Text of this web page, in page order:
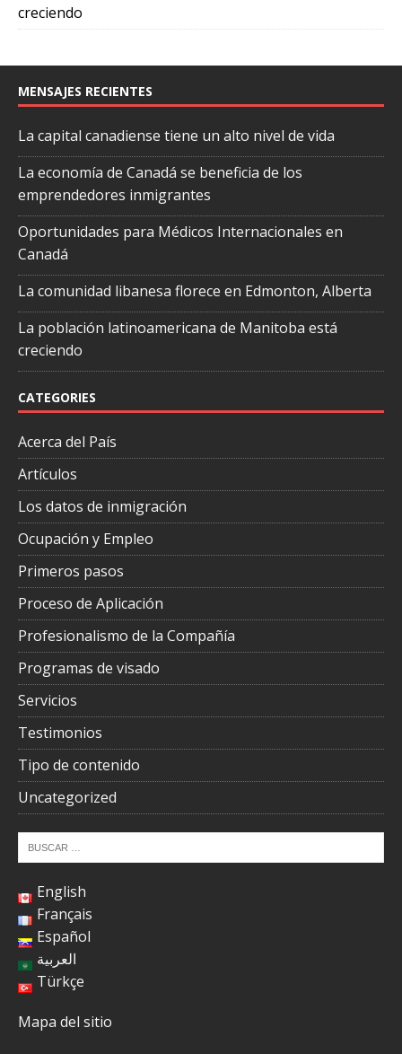
creciendo
MENSAJES RECIENTES
La capital canadiense tiene un alto nivel de vida
La economía de Canadá se beneficia de los
emprendedores inmigrantes
Oportunidades para Médicos Internacionales en
Canadá
La comunidad libanesa florece en Edmonton, Alberta
La población latinoamericana de Manitoba está
creciendo
CATEGORIES
Acerca del País
Artículos
Los datos de inmigración
Ocupación y Empleo
Primeros pasos
Proceso de Aplicación
Profesionalismo de la Compañía
Programas de visado
Servicios
Testimonios
Tipo de contenido
Uncategorized
English
Français
Español
العربية
Türkçe
Mapa del sitio